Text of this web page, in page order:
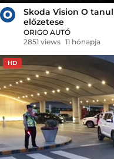
Skoda Vision O
előzetese
ORIGO AUTÓ
2851 views 11 hónapja
HD